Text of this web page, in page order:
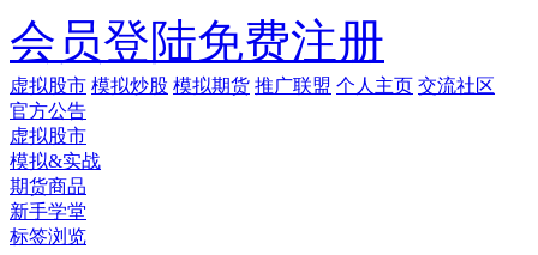
会员登陆免费注册
虚拟股市 模拟炒股 模拟期货 推广联盟 个人主页 交流社区
官方公告
虚拟股市
模拟&实战
期货商品
新手学堂
标签浏览